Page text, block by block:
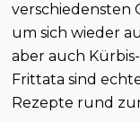
verschiedensten
um sich wieder
aber auch
Frittata sind
Rezepte rund